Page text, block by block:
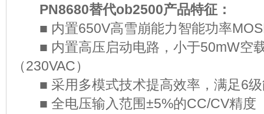
PN8680替代ob2500产品特征：
■ 内置650V高雪崩能力智能功率
■ 内置高压启动电路，小于50mW空
（230VAC）
■ 采用多模式技术提高效率，满足
■ 全电压输入范围±5%的CC/CV